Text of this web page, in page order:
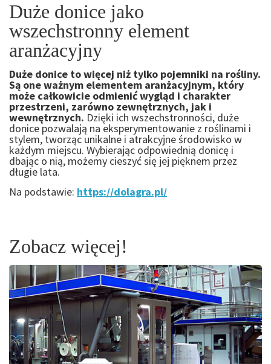
Duże donice jako
wszechstronny element
aranżacyjny
Duże donice to więcej niż tylko pojemniki na rośliny.
Są one ważnym elementem aranżacyjnym, który
może całkowicie odmienić wygląd i charakter
przestrzeni, zarówno zewnętrznych, jak i
wewnętrznych. Dzięki ich wszechstronności, duże
donice pozwalają na eksperymentowanie z roślinami i
stylem, tworząc unikalne i atrakcyjne środowisko w
każdym miejscu. Wybierając odpowiednią donicę i
dbając o nią, możemy cieszyć się jej pięknem przez
długie lata.
Na podstawie: https://dolagra.pl/
Zobacz więcej!